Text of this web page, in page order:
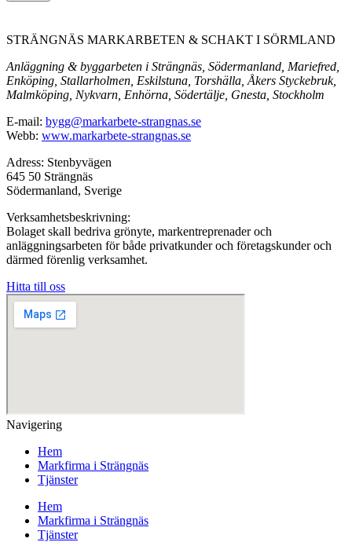
STRÄNGNÄS MARKARBETEN & SCHAKT I SÖRMLAND
Anläggning & byggarbeten i Strängnäs, Södermanland, Mariefred,
Enköping, Stallarholmen, Eskilstuna, Torshälla, Åkers Styckebruk,
Malmköping, Nykvarn, Enhörna, Södertälje, Gnesta, Stockholm
E-mail: bygg@markarbete-strangnas.se
Webb: www.markarbete-strangnas.se
Adress: Stenbyvägen
645 50 Strängnäs
Södermanland, Sverige
Verksamhetsbeskrivning:
Bolaget skall bedriva grönyte, markentreprenader och
anläggningsarbeten för både privatkunder och företagskunder och
därmed förenlig verksamhet.
Hitta till oss
Navigering
Hem
Markfirma i Strängnäs
Tjänster
Hem
Markfirma i Strängnäs
Tjänster